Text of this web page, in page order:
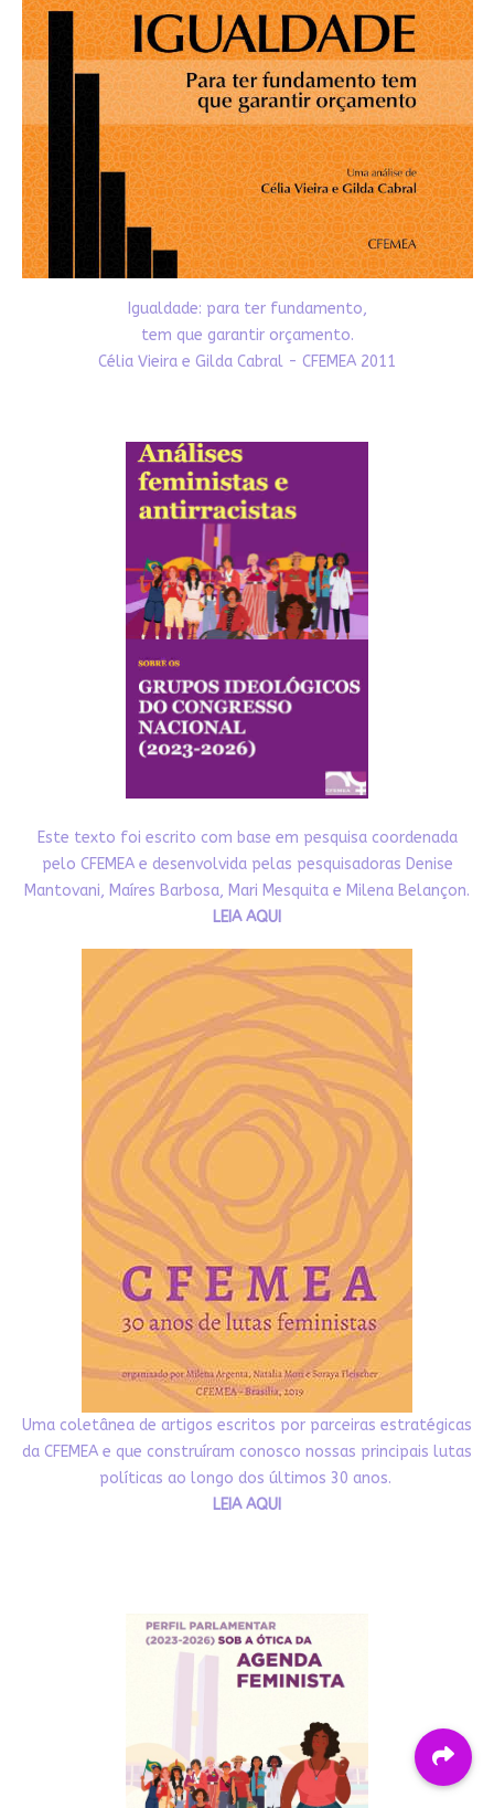
Igualdade: para ter fundamento,
tem que garantir orçamento.
Célia Vieira e Gilda Cabral - CFEMEA 2011
Este texto foi escrito com base em pesquisa coordenada
pelo CFEMEA e desenvolvida pelas pesquisadoras Denise
Mantovani, Maíres Barbosa, Mari Mesquita e Milena Belançon.
LEIA AQUI
Uma coletânea de artigos escritos por parceiras estratégicas
da CFEMEA e que construíram conosco nossas principais lutas
políticas ao longo dos últimos 30 anos.
LEIA AQUI